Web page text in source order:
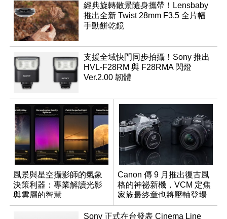
經典旋轉散景隨身攜帶！Lensbaby
推出全新 Twist 28mm F3.5 全片幅
手動餅乾鏡
支援全域快門同步拍攝！Sony 推出
HVL-F28RM 與 F28RMA 閃燈
Ver.2.00 韌體
風景與星空攝影師的氣象
決策利器：專業解讀光影
與雲層的智慧
App「Atmos」登場
Canon 傳 9 月推出復古風
格的神祕新機，VCM 定焦
家族最終章也將壓軸登場
Sony 正式在台發表 Cinema Line